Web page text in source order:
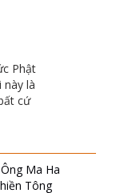
Phật
là
cứ
Cho Ông
Theo